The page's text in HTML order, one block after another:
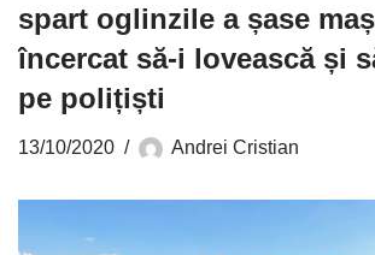
spart oglinzile a șase
încercat să-i lovească și
pe polițiști
13/10/2020 Andrei Cristian